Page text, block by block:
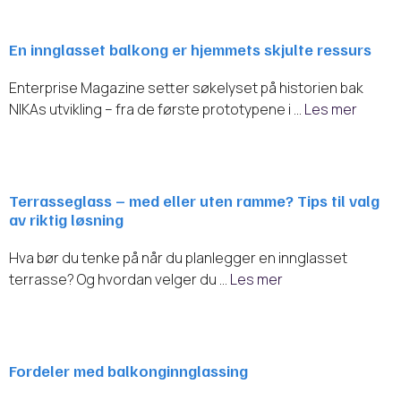
En innglasset balkong er hjemmets skjulte ressurs
Enterprise Magazine setter søkelyset på historien bak
NIKAs utvikling – fra de første prototypene i … Les mer
Terrasseglass – med eller uten ramme? Tips til valg
av riktig løsning
Hva bør du tenke på når du planlegger en innglasset
terrasse? Og hvordan velger du … Les mer
Fordeler med balkonginnglassing